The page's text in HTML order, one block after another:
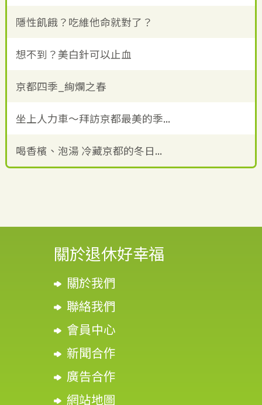
隱性飢餓？吃維他命就對了？
想不到？美白針可以止血
京都四季_絢爛之春
坐上人力車～拜訪京都最美的季...
喝香檳、泡湯 冷藏京都的冬日...
關於退休好幸福
關於我們
聯絡我們
會員中心
新聞合作
廣告合作
網站地圖